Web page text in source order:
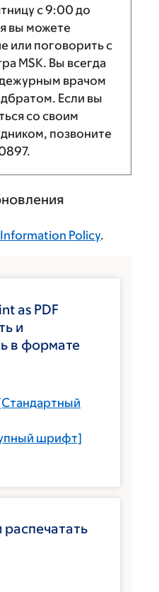
с9:00 до
вы можете
или поговорить с
MSK. Вы всегда
дежурным врачом
Если вы
со своим
позвоните
.
Policy.
as PDF
и
в формате
шрифт]